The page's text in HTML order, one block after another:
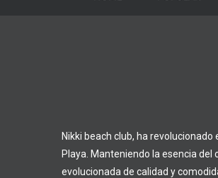
Nikki beach club, ha
Playa. Manteniendo la esencia del
evolucionada de calidad y